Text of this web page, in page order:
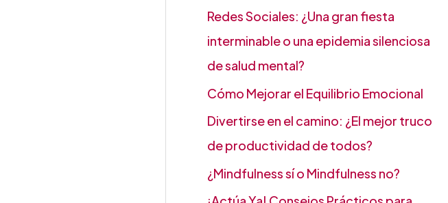
Redes Sociales: ¿Una gran fiesta
interminable o una epidemia silenciosa
de salud mental?
Cómo Mejorar el Equilibrio Emocional
Divertirse en el camino: ¿El mejor truco
de productividad de todos?
¿Mindfulness sí o Mindfulness no?